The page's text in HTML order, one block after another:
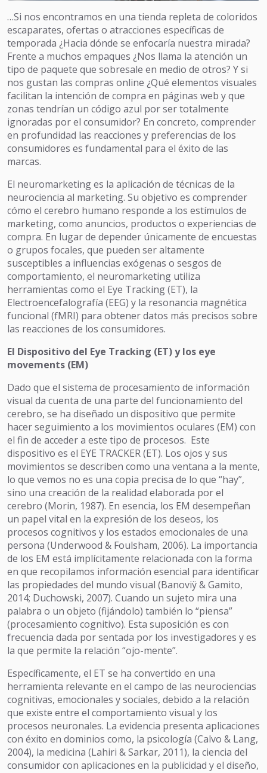
…Si nos encontramos en una tienda repleta de coloridos
escaparates, ofertas o atracciones específicas de
temporada ¿Hacia dónde se enfocaría nuestra mirada?
Frente a muchos empaques ¿Nos llama la atención un
tipo de paquete que sobresale en medio de otros? Y si
nos gustan las compras online ¿Qué elementos visuales
facilitan la intención de compra en páginas web y que
zonas tendrían un código azul por ser totalmente
ignoradas por el consumidor? En concreto, comprender
en profundidad las reacciones y preferencias de los
consumidores es fundamental para el éxito de las
marcas.
El neuromarketing es la aplicación de técnicas de la
neurociencia al marketing. Su objetivo es comprender
cómo el cerebro humano responde a los estímulos de
marketing, como anuncios, productos o experiencias de
compra. En lugar de depender únicamente de encuestas
o grupos focales, que pueden ser altamente
susceptibles a influencias exógenas o sesgos de
comportamiento, el neuromarketing utiliza
herramientas como el Eye Tracking (ET), la
Electroencefalografía (EEG) y la resonancia magnética
funcional (fMRI) para obtener datos más precisos sobre
las reacciones de los consumidores.
El Dispositivo del Eye Tracking (ET) y los eye
movements (EM)
Dado que el sistema de procesamiento de información
visual da cuenta de una parte del funcionamiento del
cerebro, se ha diseñado un dispositivo que permite
hacer seguimiento a los movimientos oculares (EM) con
el fin de acceder a este tipo de procesos. Este
dispositivo es el EYE TRACKER (ET). Los ojos y sus
movimientos se describen como una ventana a la mente,
lo que vemos no es una copia precisa de lo que “hay”,
sino una creación de la realidad elaborada por el
cerebro (Morin, 1987). En esencia, los EM desempeñan
un papel vital en la expresión de los deseos, los
procesos cognitivos y los estados emocionales de una
persona (Underwood & Foulsham, 2006). La importancia
de los EM está implícitamente relacionada con la forma
en que recopilamos información esencial para identificar
las propiedades del mundo visual (Banoviÿ & Gamito,
2014; Duchowski, 2007). Cuando un sujeto mira una
palabra o un objeto (fijándolo) también lo “piensa”
(procesamiento cognitivo). Esta suposición es con
frecuencia dada por sentada por los investigadores y es
la que permite la relación “ojo-mente”.
Específicamente, el ET se ha convertido en una
herramienta relevante en el campo de las neurociencias
cognitivas, emocionales y sociales, debido a la relación
que existe entre el comportamiento visual y los
procesos neuronales. La evidencia presenta aplicaciones
con éxito en dominios como, la psicología (Calvo & Lang,
2004), la medicina (Lahiri & Sarkar, 2011), la ciencia del
consumidor con aplicaciones en la publicidad y el diseño,